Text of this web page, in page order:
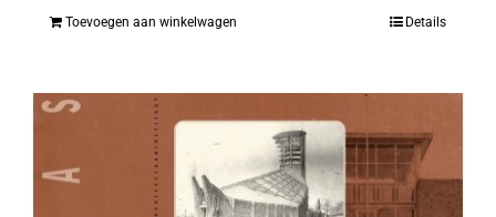
Toevoegen aan winkelwagen Details